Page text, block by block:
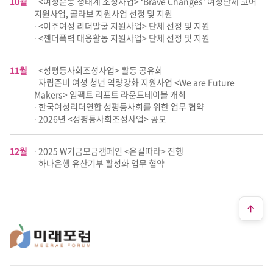
지원사업, 콜라보 지원사업 선정 및 지원
∙ <이주여성 리더발굴 지원사업> 단체 선정 및 지원
∙ <젠더폭력 대응활동 지원사업> 단체 선정 및 지원
11월
∙ <성평등사회조성사업> 활동 공유회
∙ 자립준비 여성 청년 역량강화 지원사업 <We are Future
Makers> 임팩트 리포트 라운드테이블 개최
∙ 한국여성리더연합 성평등사회를 위한 업무 협약
∙ 2026년 <성평등사회조성사업> 공모
12월
∙ 2025 W기금모금캠페인 <온길따라> 진행
∙ 하나은행 유산기부 활성화 업무 협약